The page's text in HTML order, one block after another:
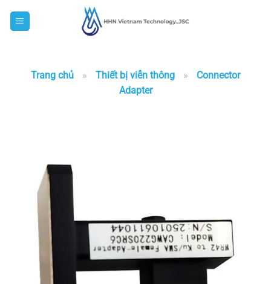
Trang chủ » Thiết bị viễn thông »
Connector
Adapter